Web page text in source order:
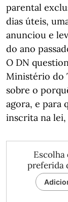
parental
dias úteis,
anunciou e
do ano
O DN
Ministério do
sobre o
agora, e para
inscrita na lei,
preferida